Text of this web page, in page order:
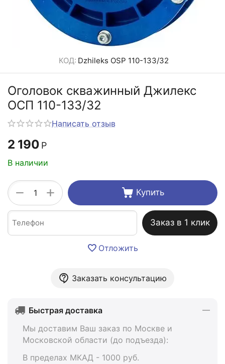
КОД: Dzhileks OSP 110-133/32
Оголовок скважинный Джилекс
ОСП 110-133/32
Написать отзыв
2 190 Р
В наличии
+
− Купить
Заказ в 1 клик
Отложить
Заказать консультацию
Быстрая доставка
Мы доставим Ваш заказ по Москве и
Московской области (до подъезда):
В пределах МКАД - 1000 руб.